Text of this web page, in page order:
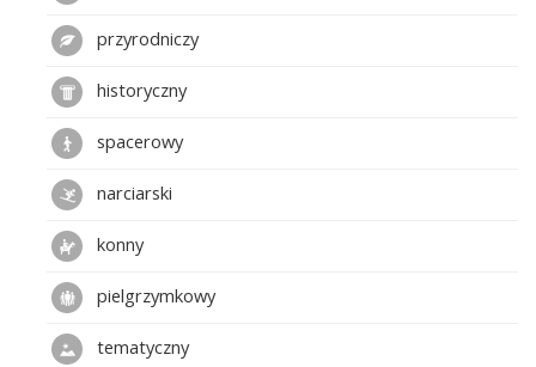
przyrodniczy
historyczny
spacerowy
narciarski
konny
pielgrzymkowy
tematyczny